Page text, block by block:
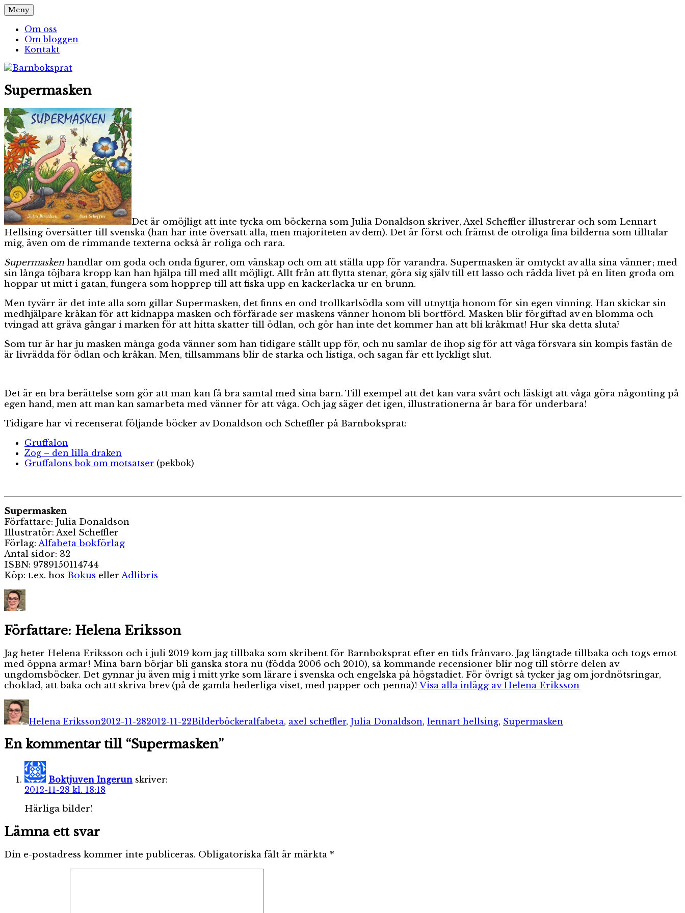
Hoppa
till
innehåll
Barnboksprat
– en blogg om barnböcker
Meny
Om oss
Om bloggen
Kontakt
Supermasken
Det är omöjligt att inte tycka om böckerna som Julia Donaldson skriver, Axel Scheffler illustrerar och som Lennart
Hellsing översätter till svenska (han har inte översatt alla, men majoriteten av dem). Det är först och främst de otroliga fina bilderna som tilltalar
mig, även om de rimmande texterna också är roliga och rara.
Supermasken handlar om goda och onda figurer, om vänskap och om att ställa upp för varandra. Supermasken är omtyckt av alla sina vänner; med
sin långa töjbara kropp kan han hjälpa till med allt möjligt. Allt från att flytta stenar, göra sig själv till ett lasso och rädda livet på en liten groda om
hoppar ut mitt i gatan, fungera som hopprep till att fiska upp en kackerlacka ur en brunn.
Men tyvärr är det inte alla som gillar Supermasken, det finns en ond trollkarlsödla som vill utnyttja honom för sin egen vinning. Han skickar sin
medhjälpare kråkan för att kidnappa masken och förfärade ser maskens vänner honom bli bortförd. Masken blir förgiftad av en blomma och
tvingad att gräva gångar i marken för att hitta skatter till ödlan, och gör han inte det kommer han att bli kråkmat! Hur ska detta sluta?
Som tur är har ju masken många goda vänner som han tidigare ställt upp för, och nu samlar de ihop sig för att våga försvara sin kompis fastän de
är livrädda för ödlan och kråkan. Men, tillsammans blir de starka och listiga, och sagan får ett lyckligt slut.
Det är en bra berättelse som gör att man kan få bra samtal med sina barn. Till exempel att det kan vara svårt och läskigt att våga göra någonting på
egen hand, men att man kan samarbeta med vänner för att våga. Och jag säger det igen, illustrationerna är bara för underbara!
Tidigare har vi recenserat följande böcker av Donaldson och Scheffler på Barnboksprat:
Gruffalon
Zog – den lilla draken
Gruffalons bok om motsatser (pekbok)
Supermasken
Författare: Julia Donaldson
Illustratör: Axel Scheffler
Förlag: Alfabeta bokförlag
Antal sidor: 32
ISBN: 9789150114744
Köp: t.ex. hos Bokus eller Adlibris
Författare: Helena Eriksson
Jag heter Helena Eriksson och i juli 2019 kom jag tillbaka som skribent för Barnboksprat efter en tids frånvaro. Jag längtade tillbaka och togs emot
med öppna armar! Mina barn börjar bli ganska stora nu (födda 2006 och 2010), så kommande recensioner blir nog till större delen av
ungdomsböcker. Det gynnar ju även mig i mitt yrke som lärare i svenska och engelska på högstadiet. För övrigt så tycker jag om jordnötsringar,
choklad, att baka och att skriva brev (på de gamla hederliga viset, med papper och penna)! Visa alla inlägg av Helena Eriksson
Författare
Helena Eriksson2012-11-282012-11-22Bilderböckeralfabeta, axel scheffler, Julia Donaldson, lennart hellsing, Supermasken
En kommentar till “Supermasken”
Boktjuven Ingerun skriver:
2012-11-28 kl. 18:18
Härliga bilder!
Lämna ett svar
Din e-postadress kommer inte publiceras. Obligatoriska fält är märkta *